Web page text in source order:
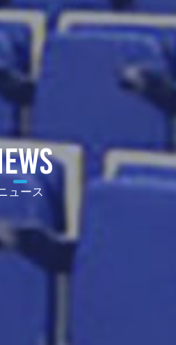
ュース